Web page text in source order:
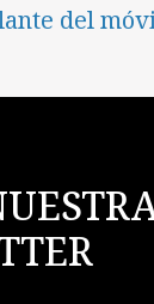
del